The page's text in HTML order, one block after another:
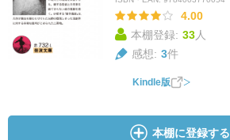
4.00
本棚登録: 33人
感想: 3件
Kindle版
本棚に登録する